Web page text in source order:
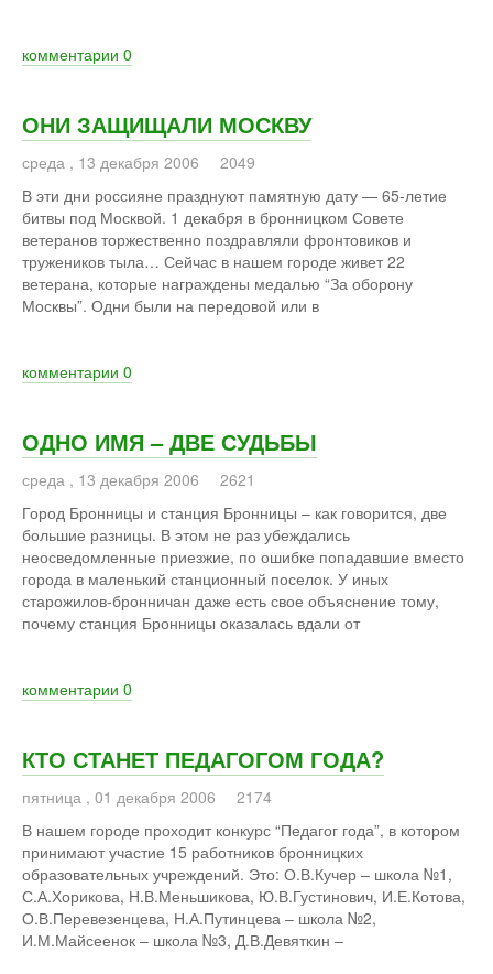
комментарии 0
ОНИ ЗАЩИЩАЛИ МОСКВУ
среда , 13 декабря 2006
2049
В эти дни россияне празднуют памятную дату — 65-летие
битвы под Москвой. 1 декабря в бронницком Совете
ветеранов торжественно поздравляли фронтовиков и
тружеников тыла… Сейчас в нашем городе живет 22
ветерана, которые награждены медалью “За оборону
Москвы”. Одни были на передовой или в
комментарии 0
ОДНО ИМЯ – ДВЕ СУДЬБЫ
среда , 13 декабря 2006
2621
Город Бронницы и станция Бронницы – как говорится, две
большие разницы. В этом не раз убеждались
неосведомленные приезжие, по ошибке попадавшие вместо
города в маленький станционный поселок. У иных
старожилов-бронничан даже есть свое объяснение тому,
почему станция Бронницы оказалась вдали от
комментарии 0
КТО СТАНЕТ ПЕДАГОГОМ ГОДА?
пятница , 01 декабря 2006
2174
В нашем городе проходит конкурс “Педагог года”, в котором
принимают участие 15 работников бронницких
образовательных учреждений. Это: О.В.Кучер – школа №1,
С.А.Хорикова, Н.В.Меньшикова, Ю.В.Густинович, И.Е.Котова,
О.В.Перевезенцева, Н.А.Путинцева – школа №2,
И.М.Майсеенок – школа №3, Д.В.Девяткин –